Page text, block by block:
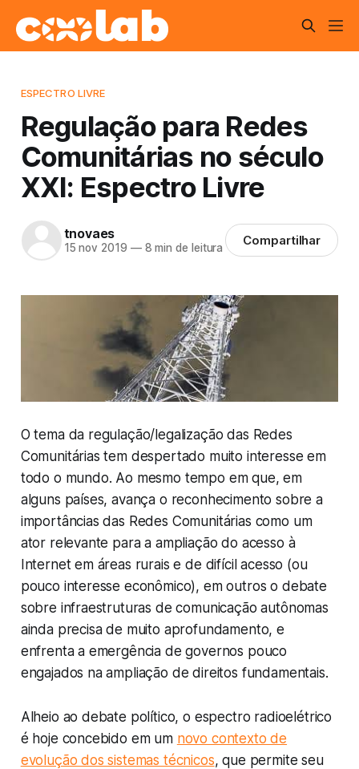
ESPECTRO LIVRE
Regulação para Redes
Comunitárias no século
XXI: Espectro Livre
tnovaes
15 nov 2019 —8 min de leitura Compartilhar
O tema da regulação/legalização das Redes
Comunitárias tem despertado muito interesse em
todo o mundo. Ao mesmo tempo em que, em
alguns países, avança o reconhecimento sobre a
importâncias das Redes Comunitárias como um
ator relevante para a ampliação do acesso à
Internet em áreas rurais e de difícil acesso (ou
pouco interesse econômico), em outros o debate
sobre infraestruturas de comunicação autônomas
ainda precisa de muito aprofundamento, e
enfrenta a emergência de governos pouco
engajados na ampliação de direitos fundamentais.
Alheio ao debate político, o espectro radioelétrico
é hoje concebido em um novo contexto de
evolução dos sistemas técnicos, que permite seu